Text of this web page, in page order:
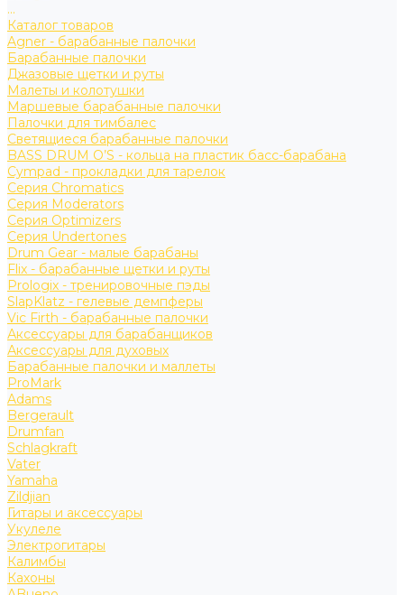
...
Каталог товаров
Agner - барабанные палочки
Барабанные палочки
Джазовые щетки и руты
Малеты и колотушки
Маршевые барабанные палочки
Палочки для тимбалес
Светящиеся барабанные палочки
BASS DRUM O’S - кольца на пластик басс-барабана
Cympad - прокладки для тарелок
Серия Chromatics
Серия Moderators
Серия Optimizers
Серия Undertones
Drum Gear - малые барабаны
Flix - барабанные щетки и руты
Prologix - тренировочные пэды
SlapKlatz - гелевые демпферы
Vic Firth - барабанные палочки
Аксессуары для барабанщиков
Аксессуары для духовых
Барабанные палочки и маллеты
ProMark
Adams
Bergerault
Drumfan
Schlagkraft
Vater
Yamaha
Zildjian
Гитары и аксессуары
Укулеле
Электрогитары
Калимбы
Кахоны